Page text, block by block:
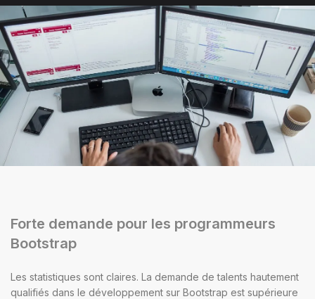
Forte demande pour les programmeurs
Bootstrap
Les statistiques sont claires. La demande de talents hautement
qualifiés dans le développement sur Bootstrap est supérieure